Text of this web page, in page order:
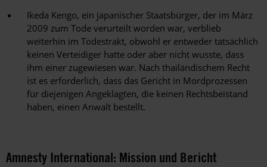
Ikeda Kengo, ein japanischer Staatsbürger, der im März
2009 zum Tode verurteilt worden war, verblieb
weiterhin im Todestrakt, obwohl er entweder tatsächlich
keinen Verteidiger hatte oder aber nicht wusste, dass
ihm einer zugewiesen war. Nach thailändischem Recht
ist es erforderlich, dass das Gericht in Mordprozessen
für diejenigen Angeklagten, die keinen Rechtsbeistand
haben, einen Anwalt bestellt.
Amnesty International: Mission und Bericht